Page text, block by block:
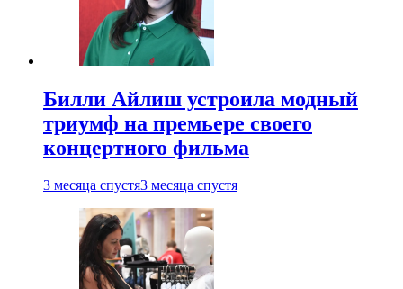
Билли Айлиш устроила модный
триумф на премьере своего
концертного фильма
3 месяца спустя3 месяца спустя